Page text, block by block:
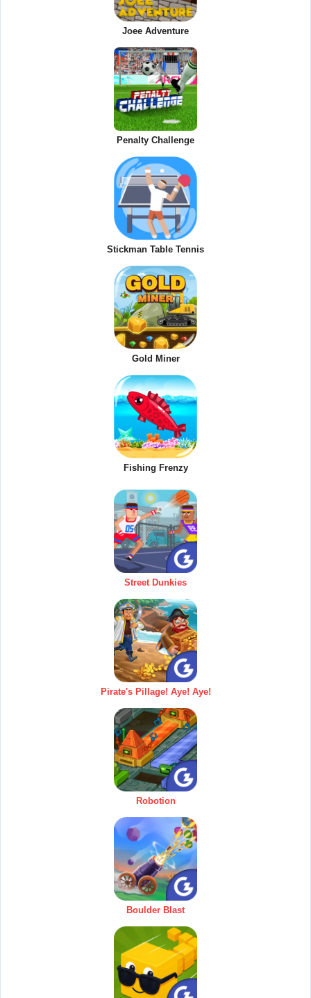
Joee Adventure
Penalty Challenge
Stickman Table Tennis
Gold Miner
Fishing Frenzy
Street Dunkies
Pirate's Pillage! Aye! Aye!
Robotion
Boulder Blast